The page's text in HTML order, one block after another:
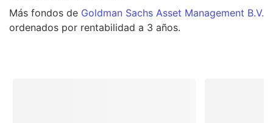
Más fondos de Goldman Sachs Asset Management B.V.
ordenados por rentabilidad a 3 años.